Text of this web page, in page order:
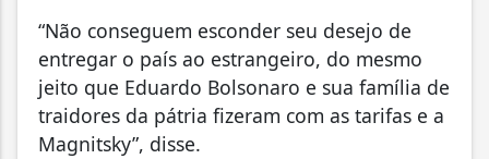
“Não conseguem esconder seu desejo de
entregar o país ao estrangeiro, do mesmo
jeito que Eduardo Bolsonaro e sua família de
traidores da pátria fizeram com as tarifas e a
Magnitsky”, disse.